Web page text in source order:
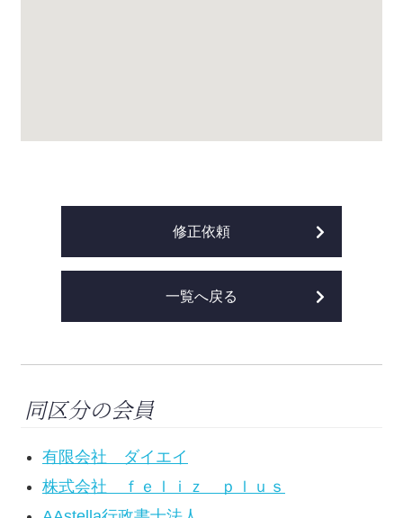
修正依頼
一覧へ戻る
同区分の会員
有限会社 ダイエイ
株式会社 ｆｅｌｉｚ ｐｌｕｓ